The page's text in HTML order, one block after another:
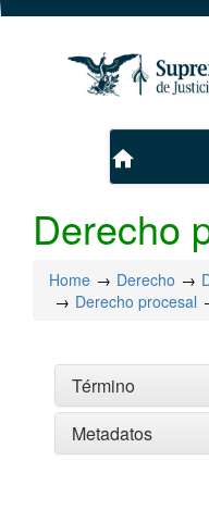
home
Derecho
Home Derecho
Derecho procesal
Término
Metadatos